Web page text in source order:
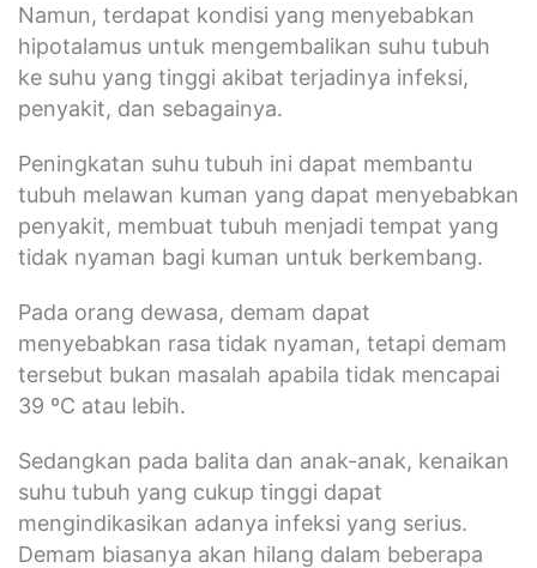
Namun, terdapat kondisi yang menyebabkan
hipotalamus untuk mengembalikan suhu tubuh
ke suhu yang tinggi akibat terjadinya infeksi,
penyakit, dan sebagainya.
Peningkatan suhu tubuh ini dapat membantu
tubuh melawan kuman yang dapat menyebabkan
penyakit, membuat tubuh menjadi tempat yang
tidak nyaman bagi kuman untuk berkembang.
Pada orang dewasa, demam dapat
menyebabkan rasa tidak nyaman, tetapi demam
tersebut bukan masalah apabila tidak mencapai
39 ºC atau lebih.
Sedangkan pada balita dan anak-anak, kenaikan
suhu tubuh yang cukup tinggi dapat
mengindikasikan adanya infeksi yang serius.
Demam biasanya akan hilang dalam beberapa